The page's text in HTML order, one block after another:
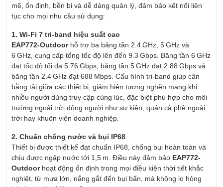
mẽ, ổn định, bền bỉ và dễ dàng quản lý, đảm bảo kết nối liên
tục cho mọi nhu cầu sử dụng:
1. Wi-Fi 7 tri-band hiệu suất cao
EAP772-Outdoorhỗ trợ ba băng tần 2.4 GHz, 5 GHz và
6 GHz, cung cấp tổng tốc độ lên đến 9.3 Gbps. Băng tần 6 GHz
đạt tốc độ tối đa 5.76 Gbps, băng tần 5 GHz đạt 2.88 Gbps và
băng tần 2.4 GHz đạt 688 Mbps. Cấu hình tri-band giúp cân
bằng tải giữa các thiết bị, giảm hiện tượng nghẽn mạng khi
nhiều người dùng truy cập cùng lúc, đặc biệt phù hợp cho môi
trường ngoài trời đông người như sự kiện, quán cà phê ngoài
trời hay khuôn viên doanh nghiệp.
2. Chuẩn chống nước và bụi IP68
Thiết bị được thiết kế đạt chuẩn IP68, chống bụi hoàn toàn và
chịu được ngập nước tới 1,5 m. Điều này đảm bảo EAP772-
Outdoorhoạt động ổn định trong mọi điều kiện thời tiết khắc
nghiệt, từ mưa lớn, nắng gắt đến bụi bẩn, mà không lo hỏng